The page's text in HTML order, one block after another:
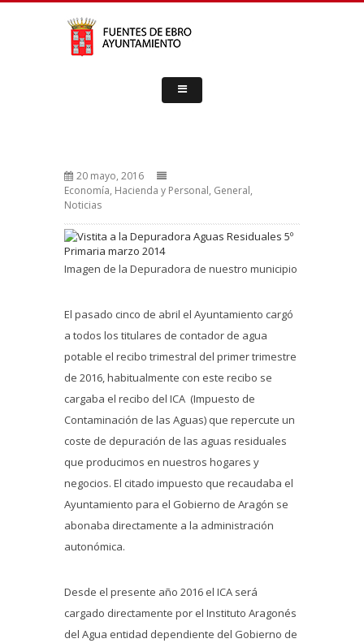
20 mayo, 2016
Economía, Hacienda y Personal, General,
Noticias
Imagen de la Depuradora de nuestro municipio
El pasado cinco de abril el Ayuntamiento cargó
a todos los titulares de contador de agua
potable el recibo trimestral del primer trimestre
de 2016, habitualmente con este recibo se
cargaba el recibo del ICA (Impuesto de
Contaminación de las Aguas) que repercute un
coste de depuración de las aguas residuales
que producimos en nuestros hogares y
negocios. El citado impuesto que recaudaba el
Ayuntamiento para el Gobierno de Aragón se
abonaba directamente a la administración
autonómica.
Desde el presente año 2016 el ICA será
cargado directamente por el Instituto Aragonés
del Agua entidad dependiente del Gobierno de